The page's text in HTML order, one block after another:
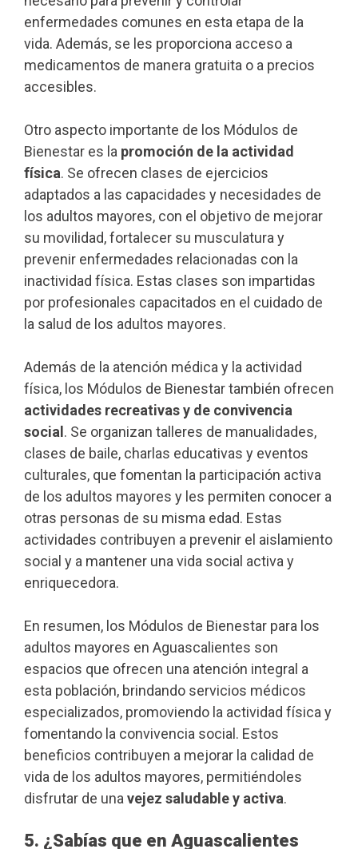
enfermedades comunes en esta etapa de la
vida. Además, se les proporciona acceso a
medicamentos de manera gratuita o a precios
accesibles.
Otro aspecto importante de los Módulos de
Bienestar es la promoción de la actividad
física. Se ofrecen clases de ejercicios
adaptados a las capacidades y necesidades de
los adultos mayores, con el objetivo de mejorar
su movilidad, fortalecer su musculatura y
prevenir enfermedades relacionadas con la
inactividad física. Estas clases son impartidas
por profesionales capacitados en el cuidado de
la salud de los adultos mayores.
Además de la atención médica y la actividad
física, los Módulos de Bienestar también ofrecen
actividades recreativas y de convivencia
social. Se organizan talleres de manualidades,
clases de baile, charlas educativas y eventos
culturales, que fomentan la participación activa
de los adultos mayores y les permiten conocer a
otras personas de su misma edad. Estas
actividades contribuyen a prevenir el aislamiento
social y a mantener una vida social activa y
enriquecedora.
En resumen, los Módulos de Bienestar para los
adultos mayores en Aguascalientes son
espacios que ofrecen una atención integral a
esta población, brindando servicios médicos
especializados, promoviendo la actividad física y
fomentando la convivencia social. Estos
beneficios contribuyen a mejorar la calidad de
vida de los adultos mayores, permitiéndoles
disfrutar de una vejez saludable y activa.
5. ¿Sabías que en Aguascalientes